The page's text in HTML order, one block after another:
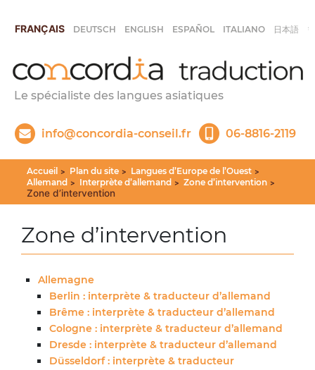
FRANÇAIS DEUTSCH ENGLISH ESPAÑOL ITALIANO 日本語
Le spécialiste des langues asiatiques
info@concordia-conseil.fr 06-8816-2119
Accueil > Plan du site > Langues d’Europe de l’Ouest >
Allemand > Interprète d’allemand > Zone d’intervention >
Zone d’intervention
Zone d’intervention
Allemagne
Berlin : interprète & traducteur d’allemand
Brême : interprète & traducteur d’allemand
Cologne : interprète & traducteur d’allemand
Dresde : interprète & traducteur d’allemand
Düsseldorf : interprète & traducteur